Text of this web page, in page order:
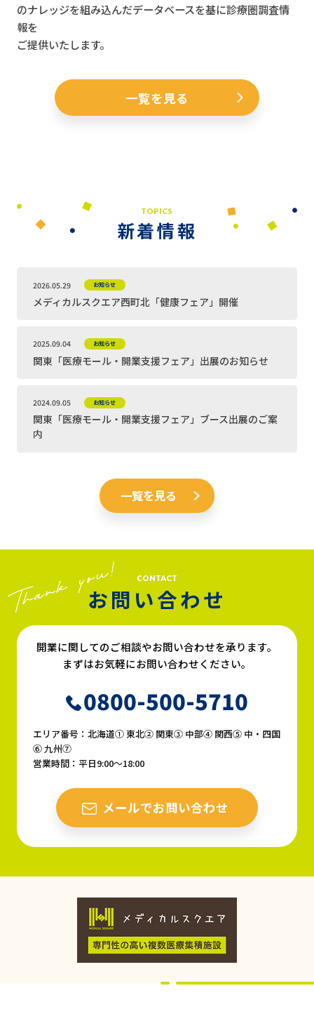
のナレッジを組み込んだデータベースを基に診療圏調査情
報を
ご提供いたします。
一覧を見る
TOPICS
新着情報
2026.05.29 お知らせ
メディカルスクエア西町北「健康フェア」開催
2025.09.04 お知らせ
関東「医療モール・開業支援フェア」出展のお知らせ
2024.09.05 お知らせ
関東「医療モール・開業支援フェア」ブース出展のご案
内
一覧を見る
CONTACT
お問い合わせ
開業に関してのご相談やお問い合わせを承ります。
まずはお気軽にお問い合わせください。
0800-500-5710
エリア番号：北海道① 東北② 関東③ 中部④ 関西⑤ 中・四国
⑥ 九州⑦
営業時間：平日9:00〜18:00
メールでお問い合わせ